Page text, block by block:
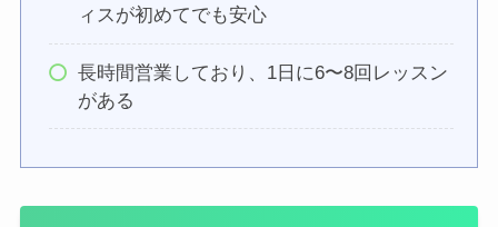
ィスが初めてでも安心
長時間営業しており、1日に6〜8回レッスン
がある